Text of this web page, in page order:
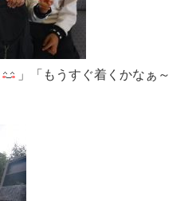
」「もうすぐ着くかなぁ～